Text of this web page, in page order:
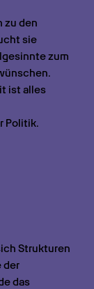
zu den
sie
zum
ist alles
Politik.
Strukturen
der
das